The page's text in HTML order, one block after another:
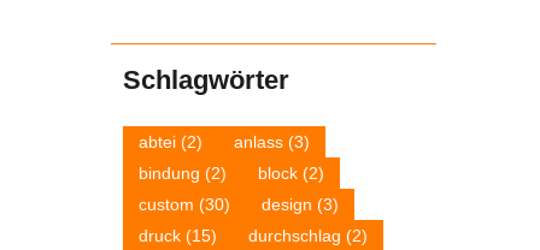
Schlagwörter
abtei (2) anlass (3)
bindung (2) block (2)
custom (30) design (3)
druck (15) durchschlag (2)